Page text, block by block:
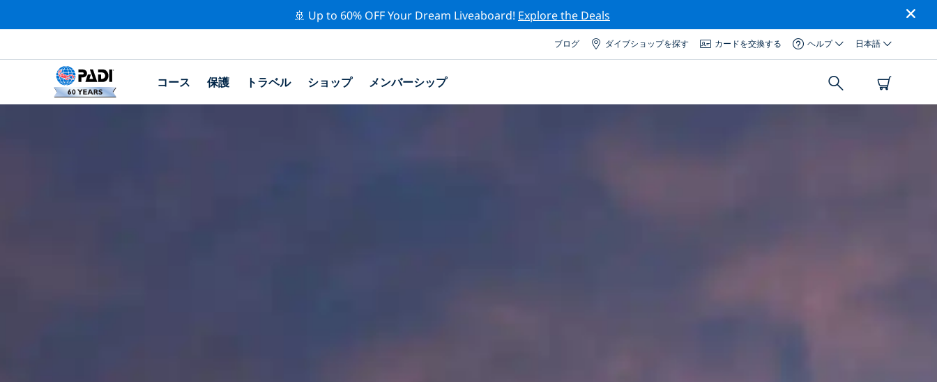
🚢 Up to 60% OFF Your Dream Liveaboard! Explore the Deals
ブログ ダイブショップを探す カードを交換する ヘルプ 日本語
コース 保護 トラベル ショップ メンバーシップ